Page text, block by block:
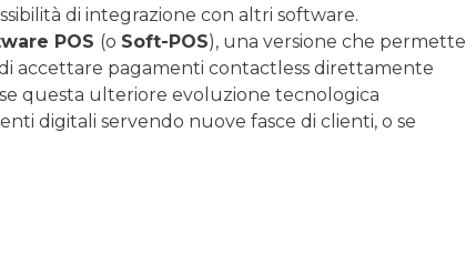
di integrazione con altri software.
POS (o Soft-POS), una versione che permette
accettare pagamenti contactless direttamente
questa ulteriore evoluzione tecnologica
digitali servendo nuove fasce di clienti, o se